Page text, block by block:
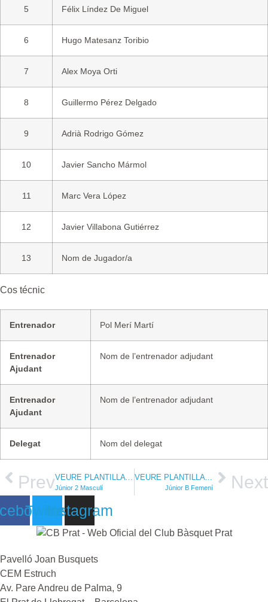
5 Félix Líndez De Miguel
6 Hugo Matesanz Toribio
7 Alex Moya Orti
8 Guillermo Pérez Delgado
9 Adrià Rodrigo Gómez
10 Javier Sancho Mármol
11 Marc Vera López
12 Javier Villabona Gutiérrez
13 Nom de Jugador/a
Cos técnic
Entrenador Pol Merí Martí
Entrenador
Ajudant
Nom de l’entrenador adjudant
Entrenador
Ajudant
Nom de l’entrenador adjudant
Delegat Nom del delegat
Prev VEURE PLANTILLA DEL
Júnior 2 Masculí
VEURE PLANTILLA DEL
Júnior B Femení Next
TwitterInstagram
Pavelló Joan Busquets
CEM Estruch
Av. Pare Andreu de Palma, 9